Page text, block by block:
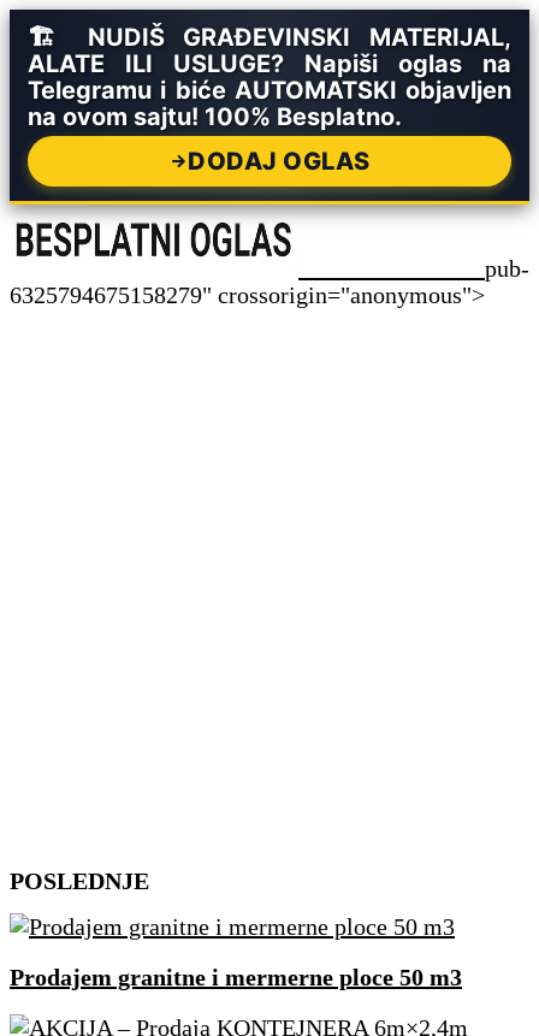
🏗️ NUDIŠ GRAĐEVINSKI MATERIJAL,
ALATE ILI USLUGE? Napiši oglas na
Telegramu i biće AUTOMATSKI objavljen
na ovom sajtu! 100% Besplatno.
DODAJ OGLAS
pub-
6325794675158279" crossorigin="anonymous">
Skip
content
POSLEDNJE
Prodajem granitne i mermerne ploce 50 m3